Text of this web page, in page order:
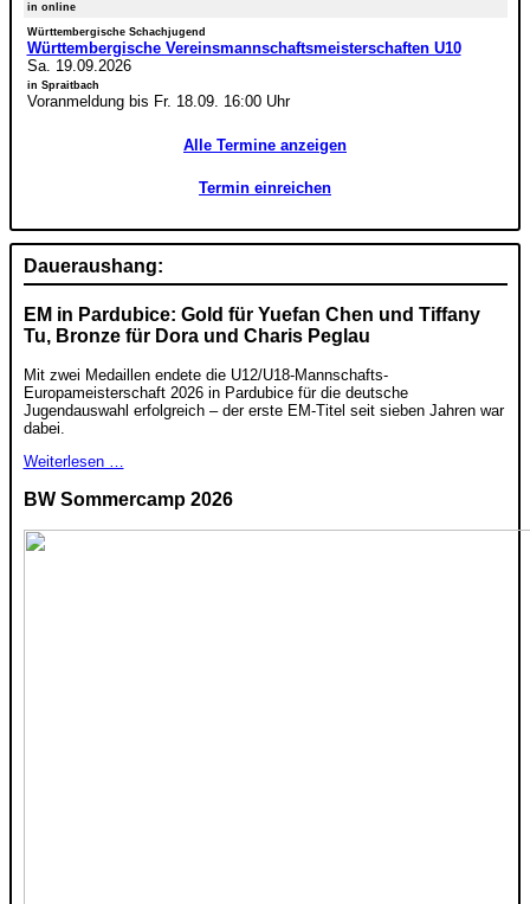
in online
Württembergische Schachjugend
Württembergische Vereinsmannschaftsmeisterschaften U10
Sa. 19.09.2026
in Spraitbach
Voranmeldung bis Fr. 18.09. 16:00 Uhr
Alle Termine anzeigen
Termin einreichen
Daueraushang:
EM in Pardubice: Gold für Yuefan Chen und Tiffany
Tu, Bronze für Dora und Charis Peglau
Mit zwei Medaillen endete die U12/U18-Mannschafts-
Europameisterschaft 2026 in Pardubice für die deutsche
Jugendauswahl erfolgreich – der erste EM-Titel seit sieben Jahren war
dabei.
Weiterlesen …
BW Sommercamp 2026